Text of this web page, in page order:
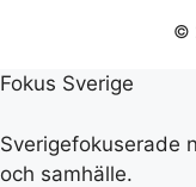
©
Fokus Sverige
Sverigefokuserade
och samhälle.